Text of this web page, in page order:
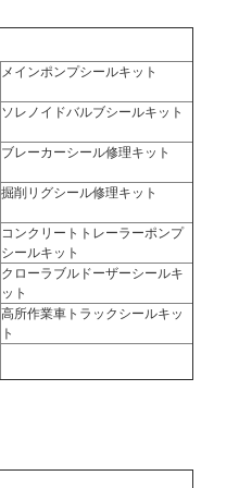
メインポンプシールキット
ソレノイドバルブシールキット
ブレーカーシール修理キット
掘削リグシール修理キット
コンクリートトレーラーポンプ
シールキット
クローラブルドーザーシールキ
ット
高所作業車トラックシールキッ
ト